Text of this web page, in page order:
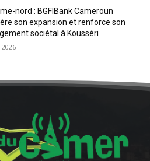
nord : BGFIBank Cameroun
son expansion et renforce son
sociétal à Kousséri